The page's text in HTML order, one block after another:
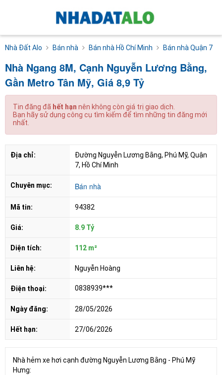
Nhà Đất Alo Bán nhà Bán nhà Hồ Chí Minh Bán nhà Quận 7
Nhà Ngang 8M, Cạnh Nguyễn Lương Bằng,
Gần Metro Tân Mỹ, Giá 8,9 Tỷ
Tin đăng đã hết hạn nên không còn giá trị giao dịch.
Bạn hãy sử dụng công cụ tìm kiếm để tìm những tin đăng mới
nhất.
Địa chỉ:
Đường Nguyễn Lương Bằng, Phú Mỹ, Quận
7, Hồ Chí Minh
Chuyên mục: Bán nhà
Mã tin: 94382
Giá: 8.9 Tỷ
Diện tích: 112 m²
Liên hệ: Nguyễn Hoàng
Điện thoại: 0838939***
Ngày đăng: 28/05/2026
Hết hạn: 27/06/2026
Nhà hẻm xe hơi cạnh đường Nguyễn Lương Bằng - Phú Mỹ
Hưng: